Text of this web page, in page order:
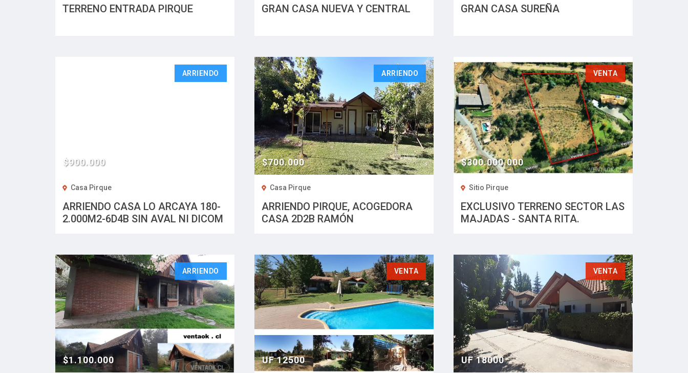
TERRENO ENTRADA PIRQUE GRAN CASA NUEVA Y CENTRAL GRAN CASA SUREÑA
ARRIENDO
$900.000
Casa Pirque
ARRIENDO CASA LO ARCAYA 180-
2.000M2-6D4B SIN AVAL NI DICOM
ARRIENDO
$700.000
Casa Pirque
ARRIENDO PIRQUE, ACOGEDORA
CASA 2D2B RAMÓN
VENTA
$300.000.000
Sitio Pirque
EXCLUSIVO TERRENO SECTOR LAS
MAJADAS - SANTA RITA.
ARRIENDO
$1.100.000
VENTA
UF 12500
VENTA
UF 18000